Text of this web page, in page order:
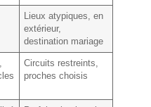
Lieux atypiques, en
extérieur,
destination mariage
Circuits restreints,
proches choisis